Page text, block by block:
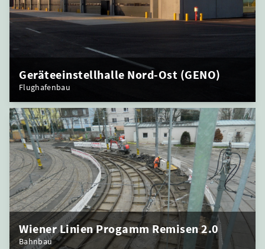
Geräteeinstellhalle Nord-Ost (GENO)
Flughafenbau
Wiener Linien Progamm Remisen 2.0
Bahnbau